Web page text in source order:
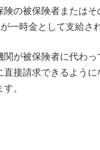
合
の被保険者またはそ
一時金として支給さ
が被保険者に代わ
接請求できるように
。